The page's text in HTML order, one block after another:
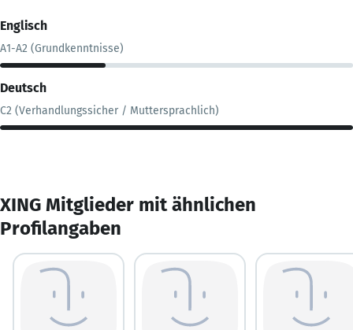
Englisch
A1-A2 (Grundkenntnisse)
Deutsch
C2 (Verhandlungssicher / Muttersprachlich)
XING Mitglieder mit ähnlichen
Profilangaben